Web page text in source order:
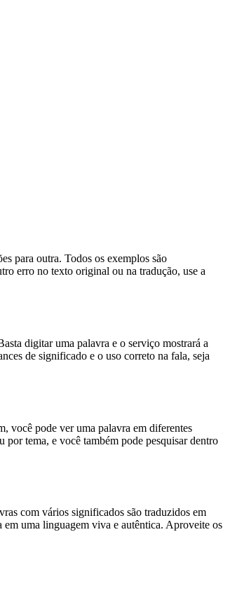
para outra. Todos os exemplos são
erro no texto original ou na tradução, use a
digitar uma palavra e o serviço mostrará a
de significado e o uso correto na fala, seja
você pode ver uma palavra em diferentes
tema, e você também pode pesquisar dentro
com vários significados são traduzidos em
uma linguagem viva e autêntica. Aproveite os